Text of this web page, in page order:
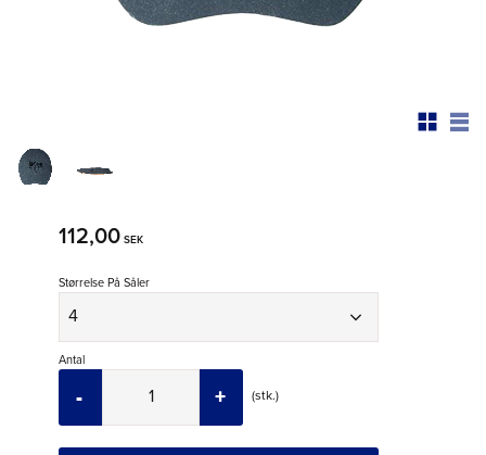
112,00 SEK
Størrelse På Såler
Antal
stk.
+
-